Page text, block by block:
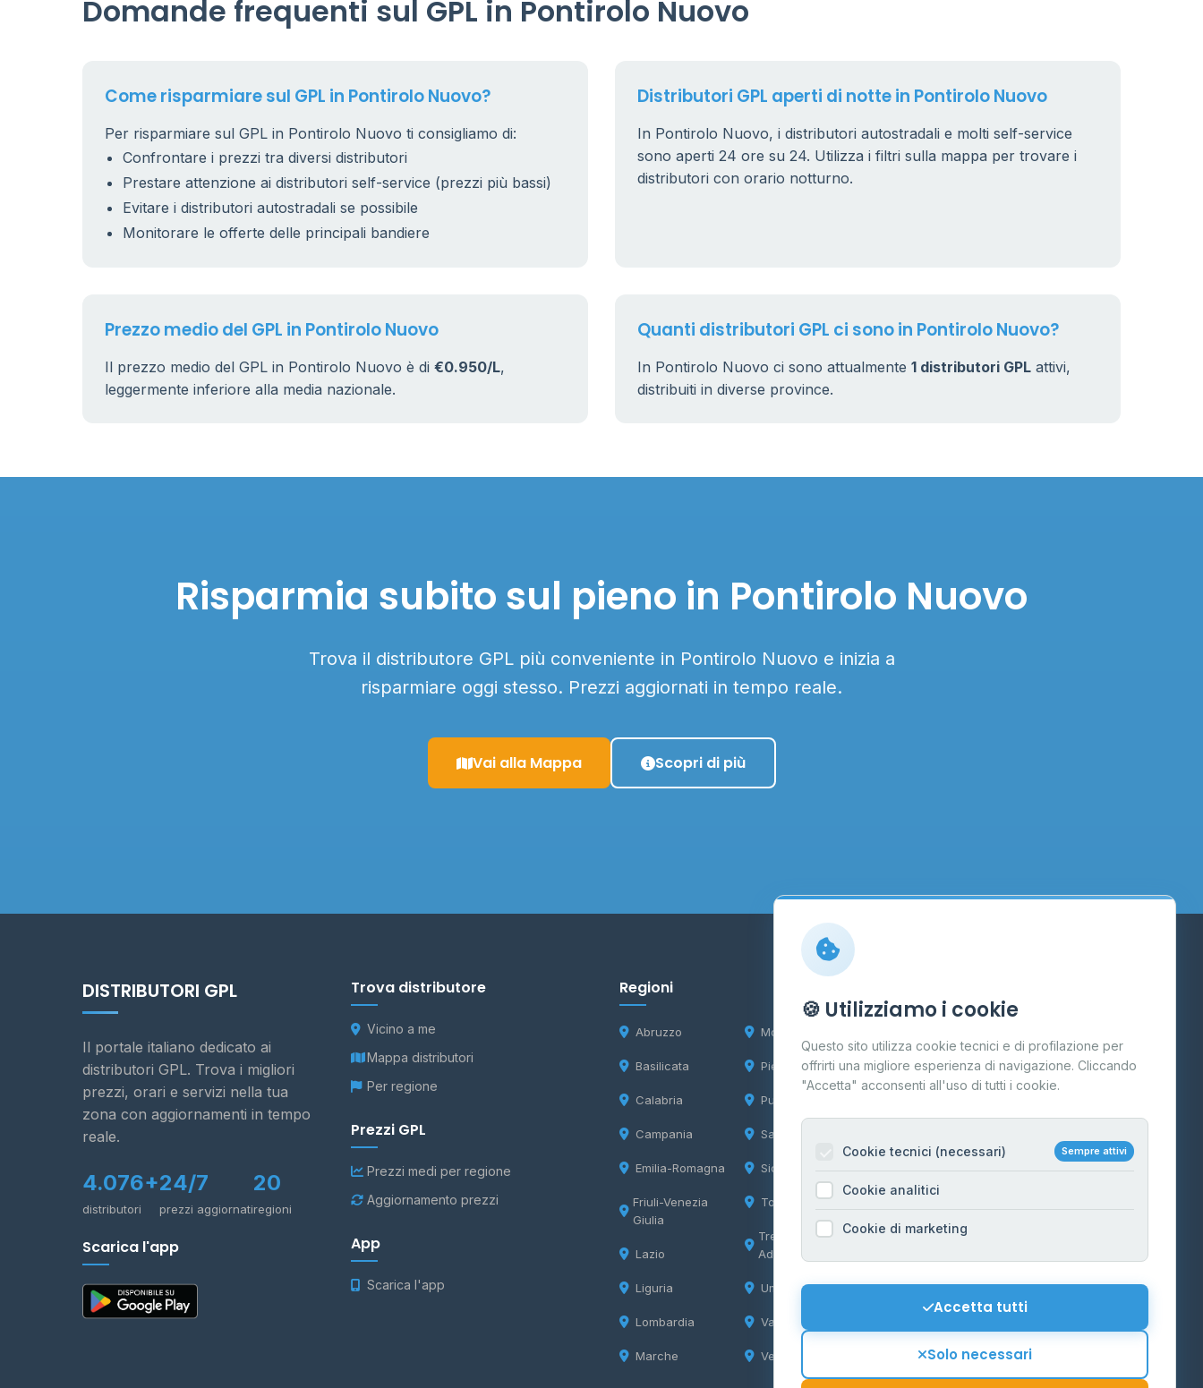
Domande frequenti sul GPL in Pontirolo Nuovo
Come risparmiare sul GPL in Pontirolo Nuovo?
Per risparmiare sul GPL in Pontirolo Nuovo ti consigliamo di:
Confrontare i prezzi tra diversi distributori
Prestare attenzione ai distributori self-service (prezzi più bassi)
Evitare i distributori autostradali se possibile
Monitorare le offerte delle principali bandiere
Distributori GPL aperti di notte in Pontirolo Nuovo
In Pontirolo Nuovo, i distributori autostradali e molti self-service
sono aperti 24 ore su 24. Utilizza i filtri sulla mappa per trovare i
distributori con orario notturno.
Prezzo medio del GPL in Pontirolo Nuovo
Il prezzo medio del GPL in Pontirolo Nuovo è di €0.950/L,
leggermente inferiore alla media nazionale.
Quanti distributori GPL ci sono in Pontirolo Nuovo?
In Pontirolo Nuovo ci sono attualmente 1 distributori GPL attivi,
distribuiti in diverse province.
Risparmia subito sul pieno in Pontirolo Nuovo
Trova il distributore GPL più conveniente in Pontirolo Nuovo e inizia a
risparmiare oggi stesso. Prezzi aggiornati in tempo reale.
Vai alla Mappa Scopri di più
DISTRIBUTORI GPL
Il portale italiano dedicato ai
distributori GPL. Trova i migliori
prezzi, orari e servizi nella tua
zona con aggiornamenti in tempo
reale.
4.076+
distributori
24/7
prezzi aggiornati
20
regioni
Scarica l'app
Trova distributore
Vicino a me
Mappa distributori
Per regione
Prezzi GPL
Prezzi medi per regione
Aggiornamento prezzi
App
Scarica l'app
Regioni
Abruzzo
Basilicata
Calabria
Campania
Emilia-Romagna
Friuli-Venezia
Giulia
Lazio
Liguria
Lombardia
Marche
Molise
Piemonte
Puglia
Sardegna
Sicilia
Toscana
Trentino-Alto
Adige
Umbria
Valle d'Aosta
Veneto
Contatti
Per gestori
Informazioni legali
Privacy Policy
Cookie Policy
Mappa del sito
Contattaci
🍪 Utilizziamo i cookie
Questo sito utilizza cookie tecnici e di profilazione per
offrirti una migliore esperienza di navigazione. Cliccando
"Accetta" acconsenti all'uso di tutti i cookie.
Cookie tecnici (necessari) Sempre attivi
Cookie analitici
Cookie di marketing
Accetta tutti
Solo necessari